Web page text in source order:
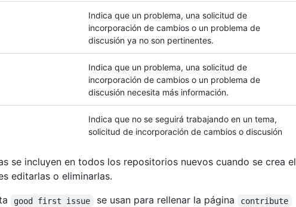
Indica que un problema, una solicitud de
incorporación de cambios o un problema de
discusión ya no son pertinentes.
Indica que un problema, una solicitud de
incorporación de cambios o un problema de
discusión necesita más información.
Indica que no se seguirá trabajando en un tema,
solicitud de incorporación de cambios o discusión
se incluyen en todos los repositorios nuevos cuando se crea el
editarlas o eliminarlas.
good first issue se usan para rellenar la página contribute